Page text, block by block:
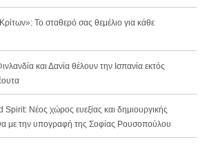
Το σταθερό σας θεμέλιο για κάθε
και Δανία θέλουν την Ισπανία εκτός
Νέος χώρος ευεξίας και δημιουργικής
με την υπογραφή της Σοφίας Ρουσοπούλου